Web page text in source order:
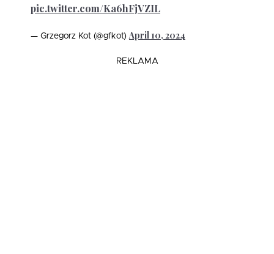
pic.twitter.com/Ka6hFjVZIL
— Grzegorz Kot (@gfkot)April 10, 2024
REKLAMA